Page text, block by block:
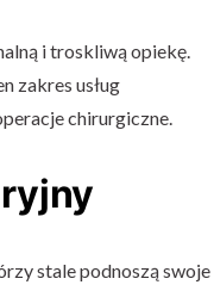
i troskliwą opiekę.
zakres usług
chirurgiczne.
stale podnoszą swoje